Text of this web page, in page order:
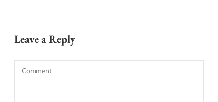
Leave a Reply